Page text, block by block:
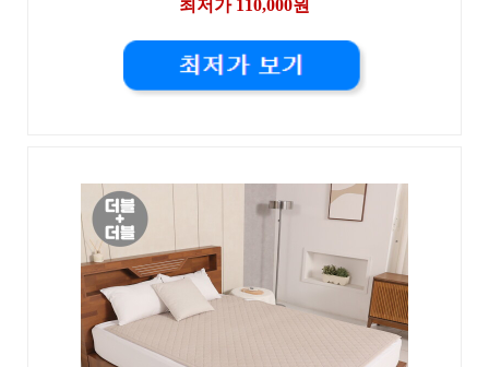
최저가 110,000원